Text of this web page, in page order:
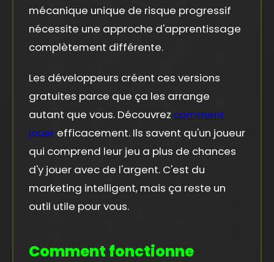
mécanique unique de risque progressif
nécessite une approche d'apprentissage
complètement différente.
Les développeurs créent ces versions
gratuites parce que ça les arrange
autant que vous. Découvrez comment
jouer efficacement. Ils savent qu'un joueur
qui comprend leur jeu a plus de chances
d'y jouer avec de l'argent. C'est du
marketing intelligent, mais ça reste un
outil utile pour vous.
Comment fonctionne